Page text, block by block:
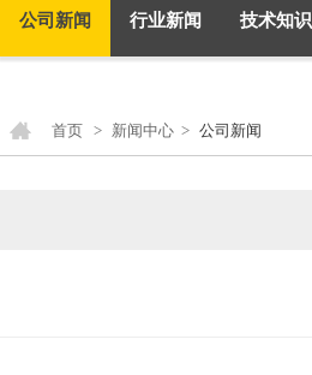
公司新闻 行业新闻 技术知识
首页 > 新闻中心 > 公司新闻